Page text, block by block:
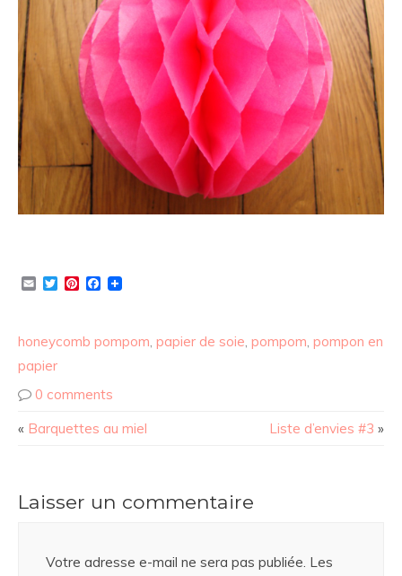
EmailTwitterPinterestFacebook
honeycomb pompom, papier de soie, pompom, pompon en
papier
0 comments
« Barquettes au miel Liste d’envies #3 »
Laisser un commentaire
Votre adresse e-mail ne sera pas publiée. Les